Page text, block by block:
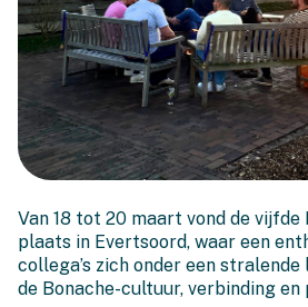
Zon, groei en
Van 18 tot 20 maart vond de
plaats in Evertsoord, waar een
collega’s zich onder een
de Bonache-cultuur, verbinding